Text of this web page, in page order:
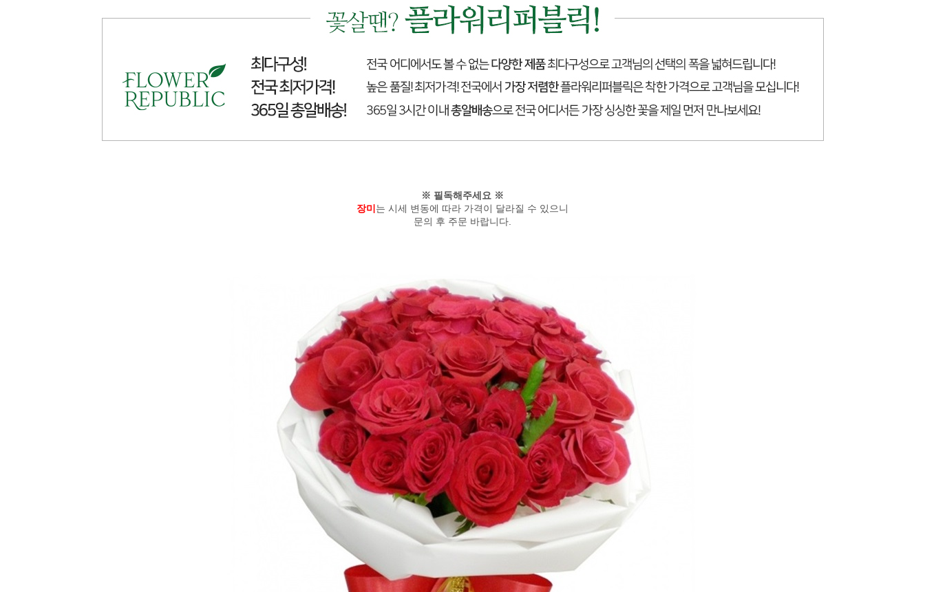
※ 필독해주세요 ※
장미 는 시세 변동에 따라 가격이 달라질 수 있으니
문의 후 주문 바랍니다.